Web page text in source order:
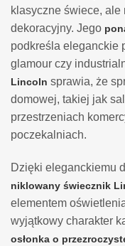
klasyczne świece, ale
dekoracyjny. Jego
podkreśla eleganckie
glamour czy
Lincoln sprawia, że
domowej, takiej jak
przestrzeniach
poczekalniach.
Dzięki eleganckiemu
niklowany świecznik
elementem
wyjątkowy charakter
osłonka o